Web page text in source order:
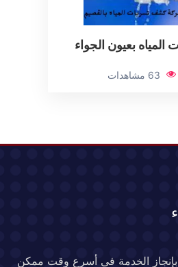
بعيون الجواء
63 مشاهدات
بإنجاز الخدمة في أسرع وقت ممكن